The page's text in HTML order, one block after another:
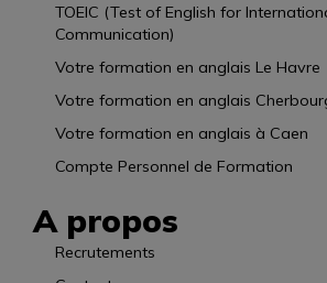
TOEIC (Test of English for
Communication)
Votre formation en anglais Le Havre
Votre formation en anglais
Votre formation en anglais à Caen
Compte Personnel de Formation
A propos
Recrutements